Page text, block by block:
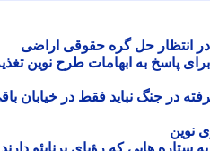
پاسخ به ابهامات طرح نوین تغذیه
جنگ نباید فقط در خیابان باقی